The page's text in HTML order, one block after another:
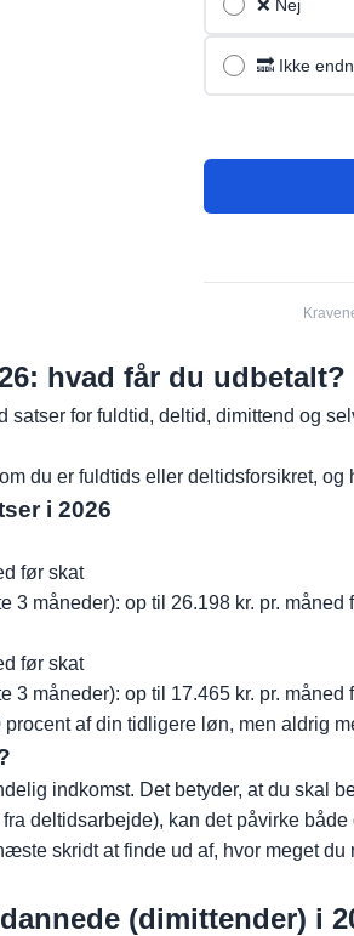
❌ Nej
🔜 Ikke
hvad får du udbetalt?
satser for fuldtid, deltid, dimittend og
du er fuldtids eller deltidsforsikret, og
i 2026
før skat
måneder): op til 26.198 kr. pr. måned
før skat
måneder): op til 17.465 kr. pr. måned
af din tidligere løn, men aldrig
indkomst. Det betyder, at du skal
deltidsarbejde), kan det påvirke
skridt at finde ud af, hvor meget
(dimittender) i